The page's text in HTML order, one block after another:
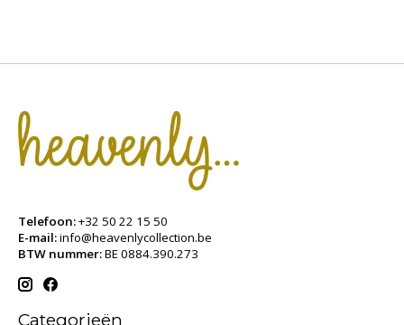
Telefoon:+32 50 22 15 50
E-mail:info@heavenlycollection.be
BTW nummer:BE 0884.390.273
Categorieën